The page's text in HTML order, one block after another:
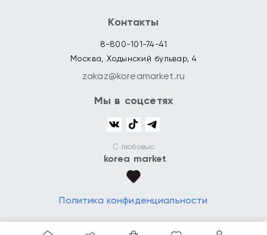
Контакты
8-800-101-74-41
Москва, Ходынский бульвар, 4
zakaz@koreamarket.ru
Мы в соцсетях
С любовью
korea market
Политика конфиденциальности